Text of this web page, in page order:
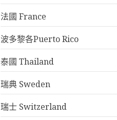
法國 France
波多黎各Puerto Rico
泰國 Thailand
瑞典 Sweden
瑞士 Switzerland